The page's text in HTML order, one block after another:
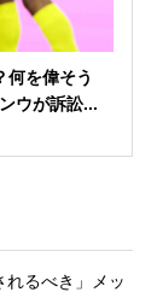
何を偉そう
ウが訴訟...
れるべき」メッ